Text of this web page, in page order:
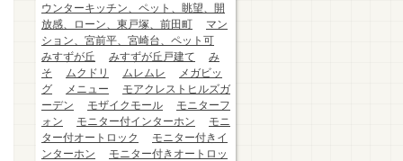
ウンターキッチン、ペット、眺望、開
放感、ローン、東戸塚、前田町
マン
ション、宮前平、宮崎台、ペット可
みすずが丘
みすずが丘戸建て
み
そ
ムクドリ ムレムレ
メガビッ
グ
メニュー
モアクレストヒルズガ
ーデン
モザイクモール
モニターフ
ォン
モニター付インターホン
モニ
ター付オートロック
モニター付きイ
ンターホン
モニター付きオートロッ